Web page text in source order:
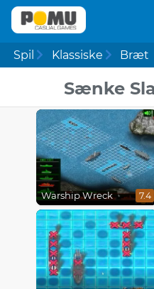
Spil Klassiske Bræt
Sænke
Warship Wreck 7.4